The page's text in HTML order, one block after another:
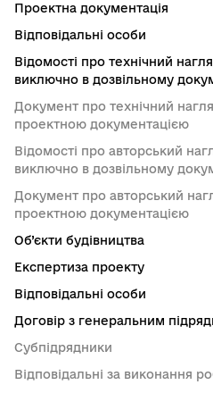
Проектна документація
Відповідальні особи
Відомості про технічний
виключно в дозвільному
Документ про технічний
проектною документацією
Відомості про авторський
виключно в дозвільному
Документ про авторський
проектною документацією
Об’єкти будівництва
Експертиза проекту
Відповідальні особи
Договір з генеральним
Субпідрядники
Відповідальні за виконання